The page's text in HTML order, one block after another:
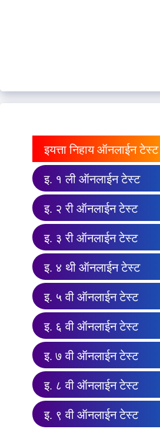
इयत्ता निहाय ऑनलाईन टेस्ट
इ. १ ली ऑनलाईन टेस्ट
इ. २ री ऑनलाईन टेस्ट
इ. ३ री ऑनलाईन टेस्ट
इ. ४ थी ऑनलाईन टेस्ट
इ. ५ वी ऑनलाईन टेस्ट
इ. ६ वी ऑनलाईन टेस्ट
इ. ७ वी ऑनलाईन टेस्ट
इ. ८ वी ऑनलाईन टेस्ट
इ. ९ वी ऑनलाईन टेस्ट